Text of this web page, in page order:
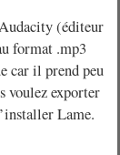
(éditeur
format .mp3
car il prend peu
voulez exporter
Lame.